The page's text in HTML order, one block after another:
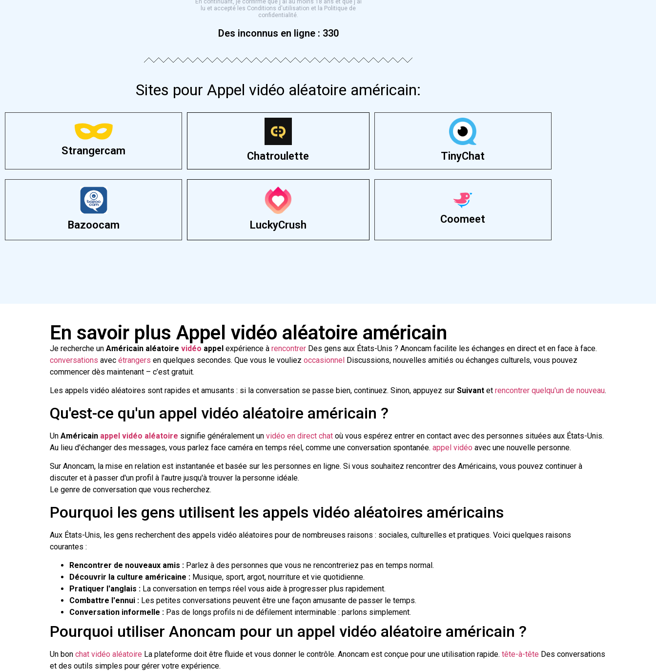
En continuant, je confirme que j'ai au moins 18 ans et que j'ai
lu et accepté les Conditions d'utilisation et la Politique de
confidentialité.
Des inconnus en ligne : 330
Sites pour Appel vidéo aléatoire américain:
Strangercam Chatroulette TinyChat
Bazoocam LuckyCrush Coomeet
En savoir plus Appel vidéo aléatoire américain
Je recherche un Américain aléatoire vidéo appel expérience à rencontrer Des gens aux États-Unis ? Anoncam facilite les échanges en direct et en face à face.
conversations avec étrangers en quelques secondes. Que vous le vouliez occasionnel Discussions, nouvelles amitiés ou échanges culturels, vous pouvez
commencer dès maintenant – c’est gratuit.
Les appels vidéo aléatoires sont rapides et amusants : si la conversation se passe bien, continuez. Sinon, appuyez sur Suivant et rencontrer quelqu'un de nouveau.
Qu'est-ce qu'un appel vidéo aléatoire américain ?
Un Américain appel vidéo aléatoire signifie généralement un vidéo en direct chat où vous espérez entrer en contact avec des personnes situées aux États-Unis.
Au lieu d'échanger des messages, vous parlez face caméra en temps réel, comme une conversation spontanée. appel vidéo avec une nouvelle personne.
Sur Anoncam, la mise en relation est instantanée et basée sur les personnes en ligne. Si vous souhaitez rencontrer des Américains, vous pouvez continuer à
discuter et à passer d'un profil à l'autre jusqu'à trouver la personne idéale.
Le genre de conversation que vous recherchez.
Pourquoi les gens utilisent les appels vidéo aléatoires américains
Aux États-Unis, les gens recherchent des appels vidéo aléatoires pour de nombreuses raisons : sociales, culturelles et pratiques. Voici quelques raisons
courantes :
Rencontrer de nouveaux amis : Parlez à des personnes que vous ne rencontreriez pas en temps normal.
Découvrir la culture américaine : Musique, sport, argot, nourriture et vie quotidienne.
Pratiquer l'anglais : La conversation en temps réel vous aide à progresser plus rapidement.
Combattre l'ennui : Les petites conversations peuvent être une façon amusante de passer le temps.
Conversation informelle : Pas de longs profils ni de défilement interminable : parlons simplement.
Pourquoi utiliser Anoncam pour un appel vidéo aléatoire américain ?
Un bon chat vidéo aléatoire La plateforme doit être fluide et vous donner le contrôle. Anoncam est conçue pour une utilisation rapide. tête-à-tête Des conversations
et des outils simples pour gérer votre expérience.